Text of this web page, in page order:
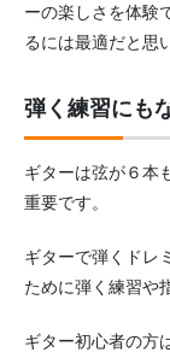
ーの楽しさを体験
るには最適だと思
弾く練習にも
ギターは弦が６本
重要です。
ギターで弾くドレ
ために弾く練習や
ギター初心者の方